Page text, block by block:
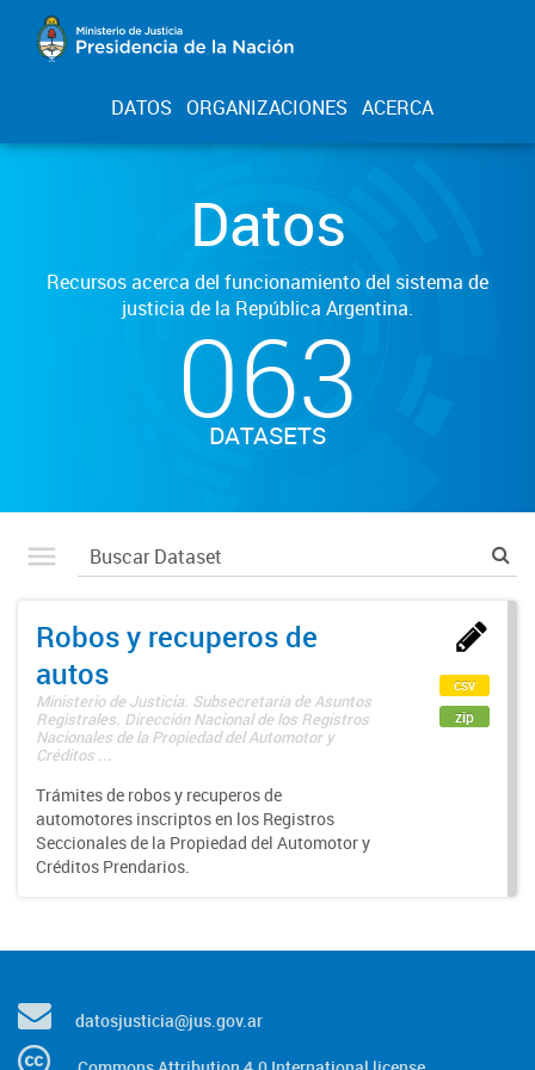
DATOS ORGANIZACIONES ACERCA
Datos
Recursos acerca del funcionamiento del sistema de
justicia de la República Argentina.
063
DATASETS
Robos y recuperos de
autos
Ministerio de Justicia. Subsecretaría de Asuntos
Registrales. Dirección Nacional de los Registros
Nacionales de la Propiedad del Automotor y
Créditos ...
Trámites de robos y recuperos de
automotores inscriptos en los Registros
Seccionales de la Propiedad del Automotor y
Créditos Prendarios.
csv
zip
datosjusticia@jus.gov.ar